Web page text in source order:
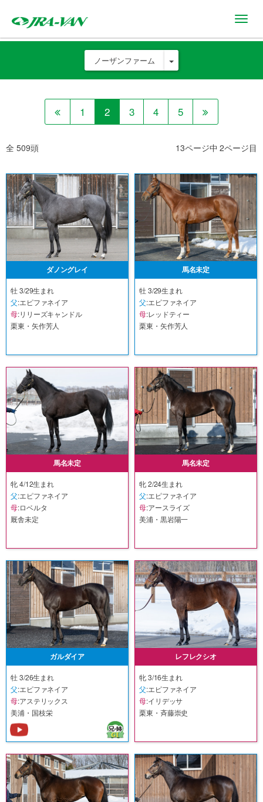
ノーザンファーム
1 2 3 4 5
全 509頭 13ページ中 2ページ目
ダノングレイ
牡 3/29生まれ
父:エピファネイア
母:リリーズキャンドル
栗東・矢作芳人
馬名未定
牡 3/29生まれ
父:エピファネイア
母:レッドティー
栗東・矢作芳人
馬名未定
牝 4/12生まれ
父:エピファネイア
母:ロベルタ
厩舎未定
馬名未定
牝 2/24生まれ
父:エピファネイア
母:アースライズ
美浦・黒岩陽一
ガルダイア
牡 3/26生まれ
父:エピファネイア
母:アステリックス
美浦・国枝栄
レフレクシオ
牝 3/16生まれ
父:エピファネイア
母:イリデッサ
栗東・斉藤崇史